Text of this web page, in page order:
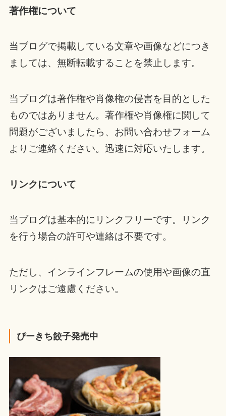
著作権について
当ブログで掲載している文章や画像などにつき
ましては、無断転載することを禁止します。
当ブログは著作権や肖像権の侵害を目的とした
ものではありません。著作権や肖像権に関して
問題がございましたら、お問い合わせフォーム
よりご連絡ください。迅速に対応いたします。
リンクについて
当ブログは基本的にリンクフリーです。リンク
を行う場合の許可や連絡は不要です。
ただし、インラインフレームの使用や画像の直
リンクはご遠慮ください。
ぴーきち餃子発売中